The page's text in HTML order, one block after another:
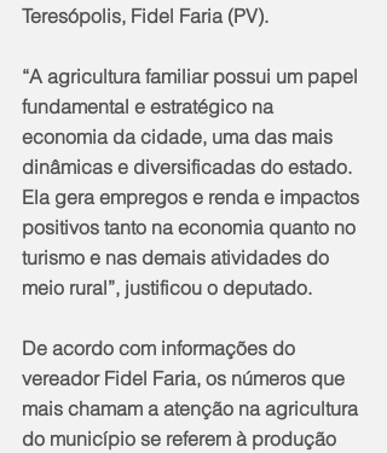
Teresópolis, Fidel Faria (PV).
“A agricultura familiar possui um papel
fundamental e estratégico na
economia da cidade, uma das mais
dinâmicas e diversificadas do estado.
Ela gera empregos e renda e impactos
positivos tanto na economia quanto no
turismo e nas demais atividades do
meio rural”, justificou o deputado.
De acordo com informações do
vereador Fidel Faria, os números que
mais chamam a atenção na agricultura
do município se referem à produção